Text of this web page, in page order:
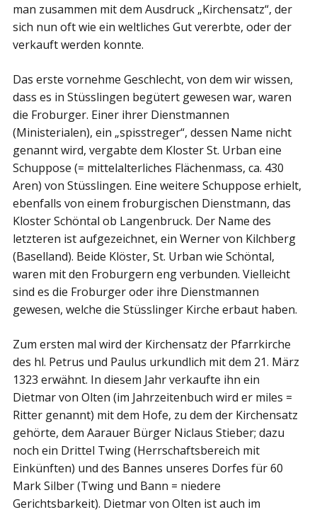
man zusammen mit dem Ausdruck „Kirchensatz“, der
sich nun oft wie ein weltliches Gut vererbte, oder der
verkauft werden konnte.
Das erste vornehme Geschlecht, von dem wir wissen,
dass es in Stüsslingen begütert gewesen war, waren
die Froburger. Einer ihrer Dienstmannen
(Ministerialen), ein „spisstreger“, dessen Name nicht
genannt wird, vergabte dem Kloster St. Urban eine
Schuppose (= mittelalterliches Flächenmass, ca. 430
Aren) von Stüsslingen. Eine weitere Schuppose erhielt,
ebenfalls von einem froburgischen Dienstmann, das
Kloster Schöntal ob Langenbruck. Der Name des
letzteren ist aufgezeichnet, ein Werner von Kilchberg
(Baselland). Beide Klöster, St. Urban wie Schöntal,
waren mit den Froburgern eng verbunden. Vielleicht
sind es die Froburger oder ihre Dienstmannen
gewesen, welche die Stüsslinger Kirche erbaut haben.
Zum ersten mal wird der Kirchensatz der Pfarrkirche
des hl. Petrus und Paulus urkundlich mit dem 21. März
1323 erwähnt. In diesem Jahr verkaufte ihn ein
Dietmar von Olten (im Jahrzeitenbuch wird er miles =
Ritter genannt) mit dem Hofe, zu dem der Kirchensatz
gehörte, dem Aarauer Bürger Niclaus Stieber; dazu
noch ein Drittel Twing (Herrschaftsbereich mit
Einkünften) und des Bannes unseres Dorfes für 60
Mark Silber (Twing und Bann = niedere
Gerichtsbarkeit). Dietmar von Olten ist auch im